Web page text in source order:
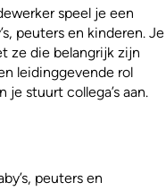
speel je een
peuters en kinderen. Je
ze die belangrijk zijn
leidinggevende rol
stuurt collega’s aan.
peuters en